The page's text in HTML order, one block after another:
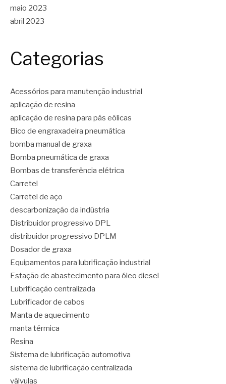
maio 2023
abril 2023
Categorias
Acessórios para manutenção industrial
aplicação de resina
aplicação de resina para pás eólicas
Bico de engraxadeira pneumática
bomba manual de graxa
Bomba pneumática de graxa
Bombas de transferência elétrica
Carretel
Carretel de aço
descarbonização da indústria
Distribuidor progressivo DPL
distribuidor progressivo DPLM
Dosador de graxa
Equipamentos para lubrificação industrial
Estação de abastecimento para óleo diesel
Lubrificação centralizada
Lubrificador de cabos
Manta de aquecimento
manta térmica
Resina
Sistema de lubrificação automotiva
sistema de lubrificação centralizada
válvulas